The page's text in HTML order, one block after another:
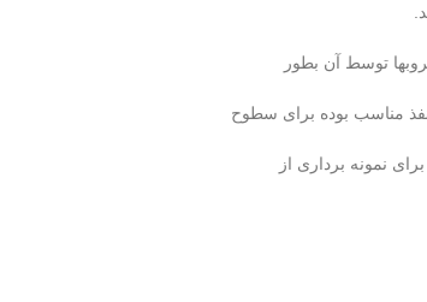
توسط آن بطور